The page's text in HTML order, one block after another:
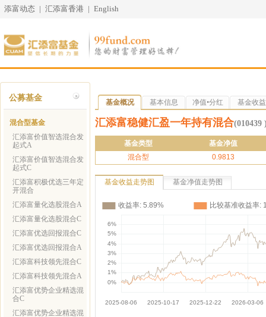
添富动态 | 汇添富香港 | English
公募基金
混合型基金
汇添富价值智选混合发
起式A
汇添富价值智选混合发
起式C
汇添富积极优选三年定
开混合
汇添富量化选股混合A
汇添富量化选股混合C
汇添富优选回报混合C
汇添富优选回报混合A
汇添富科技领先混合C
汇添富科技领先混合A
汇添富优势企业精选混
合C
汇添富优势企业精选混
基金概况 基本信息 净值•分红 基金收益
汇添富稳健汇盈一年持有混合(010439
基金类型
基金净值
混合型
0.9813
基金收益走势图 基金净值走势图